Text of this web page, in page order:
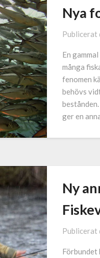
Nya
Publicerat
En
många
fenomen
behövs
ger en
Ny
Publicerat
Förbundet